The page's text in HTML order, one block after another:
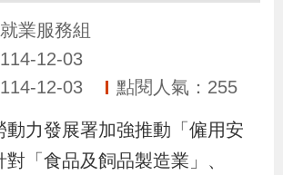
業服務組
12-03
12-03
點閱人氣：255
力發展署加強推動「僱用安
「食品及飼品製造業」、